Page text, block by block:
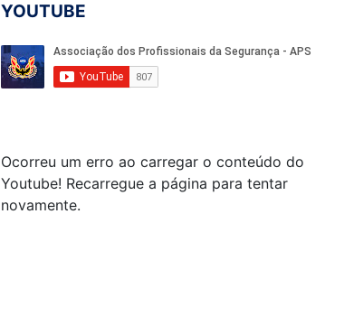
YOUTUBE
Ocorreu um erro ao carregar o conteúdo do
Youtube! Recarregue a página para tentar
novamente.